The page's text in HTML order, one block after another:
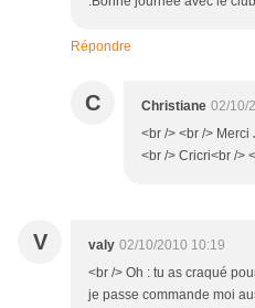
Répondre
C Christiane 02/10/
<br /> <br /> Merci
<br /> Cricri<br />
V valy 02/10/2010 10:19
<br /> Oh : tu as craqué
je passe commande moi